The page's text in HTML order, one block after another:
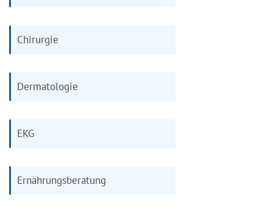
Chirurgie
Dermatologie
EKG
Ernährungsberatung